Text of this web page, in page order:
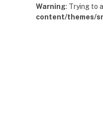
Warning: Trying to
content/themes/